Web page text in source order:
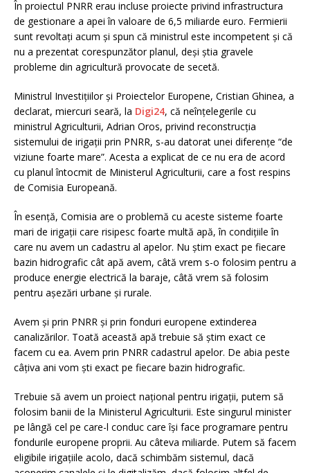
În proiectul PNRR erau incluse proiecte privind infrastructura
de gestionare a apei în valoare de 6,5 miliarde euro. Fermierii
sunt revoltați acum și spun că ministrul este incompetent și că
nu a prezentat corespunzător planul, deși știa gravele
probleme din agricultură provocate de secetă.
Ministrul Investițiilor și Proiectelor Europene, Cristian Ghinea, a
declarat, miercuri seară, la Digi24, că neînțelegerile cu
ministrul Agriculturii, Adrian Oros, privind reconstrucția
sistemului de irigații prin PNRR, s-au datorat unei diferențe “de
viziune foarte mare”. Acesta a explicat de ce nu era de acord
cu planul întocmit de Ministerul Agriculturii, care a fost respins
de Comisia Europeană.
În esență, Comisia are o problemă cu aceste sisteme foarte
mari de irigații care risipesc foarte multă apă, în condițiile în
care nu avem un cadastru al apelor. Nu știm exact pe fiecare
bazin hidrografic cât apă avem, câtă vrem s-o folosim pentru a
produce energie electrică la baraje, câtă vrem să folosim
pentru așezări urbane și rurale.
Avem și prin PNRR și prin fonduri europene extinderea
canalizărilor. Toată această apă trebuie să știm exact ce
facem cu ea. Avem prin PNRR cadastrul apelor. De abia peste
câțiva ani vom ști exact pe fiecare bazin hidrografic.
Trebuie să avem un proiect național pentru irigații, putem să
folosim banii de la Ministerul Agriculturii. Este singurul minister
pe lângă cel pe care-l conduc care își face programare pentru
fondurile europene proprii. Au câteva miliarde. Putem să facem
eligibile irigațiile acolo, dacă schimbăm sistemul, dacă